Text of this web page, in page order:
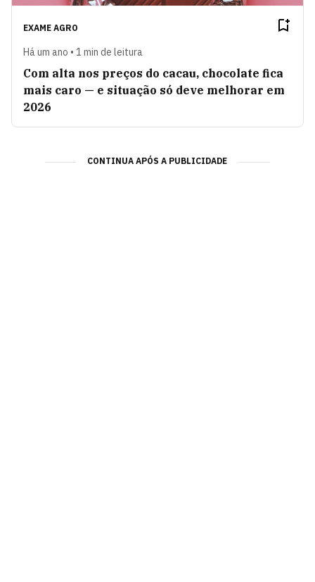
EXAME AGRO
Há um ano • 1 min de leitura
Com alta nos preços do cacau, chocolate fica
mais caro — e situação só deve melhorar em
2026
CONTINUA APÓS A PUBLICIDADE